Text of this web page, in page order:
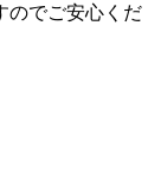
のでご安心くだ